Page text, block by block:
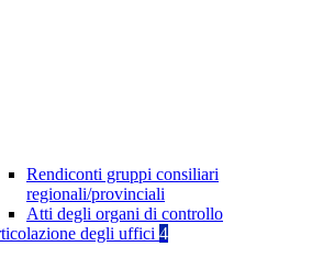
Rendiconti gruppi consiliari
regionali/provinciali
Atti degli organi di controllo
degli uffici 4